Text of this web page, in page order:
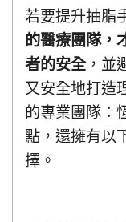
若要提升抽脂
的醫療團隊，
者的安全，並
又安全地打造
的專業團隊：
點，還擁有以
擇。